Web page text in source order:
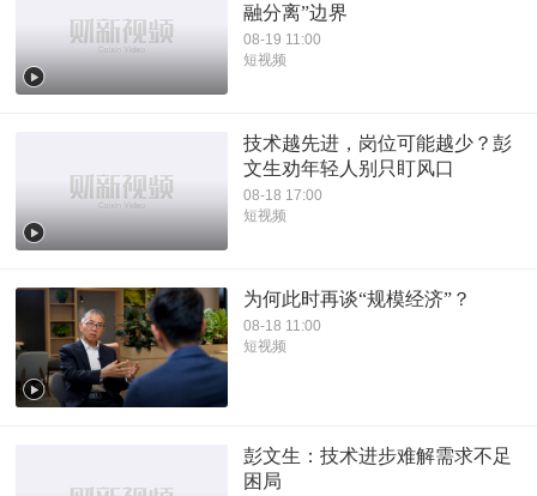
融分离”边界
08-19 11:00
短视频
技术越先进，岗位可能越少？彭
文生劝年轻人别只盯风口
08-18 17:00
短视频
为何此时再谈“规模经济”？
08-18 11:00
短视频
彭文生：技术进步难解需求不足
困局